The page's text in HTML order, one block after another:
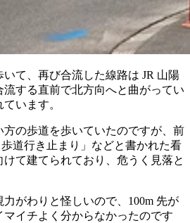
て、再び合流した線路は JR 山陽
する直前で北方向へと曲がってい
います。
の歩道を歩いていたのですが、前
道行き止まり」などと書かれた看
て建てられており、危うく見落と
がわりと怪しいので、100m 先が
イチよく分からなかったのです